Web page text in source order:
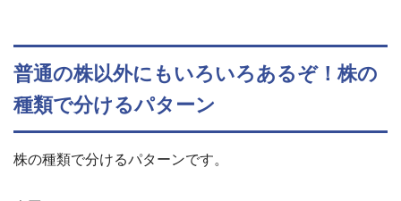
普通の株以外にもいろいろあるぞ！株の
種類で分けるパターン
株の種類で分けるパターンです。